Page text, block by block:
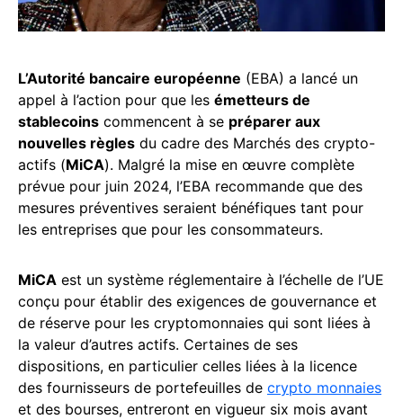
L’Autorité bancaire européenne (EBA) a lancé un
appel à l’action pour que les émetteurs de
stablecoins commencent à se préparer aux
nouvelles règles du cadre des Marchés des crypto-
actifs (MiCA). Malgré la mise en œuvre complète
prévue pour juin 2024, l’EBA recommande que des
mesures préventives seraient bénéfiques tant pour
les entreprises que pour les consommateurs.
MiCA est un système réglementaire à l’échelle de l’UE
conçu pour établir des exigences de gouvernance et
de réserve pour les cryptomonnaies qui sont liées à
la valeur d’autres actifs. Certaines de ses
dispositions, en particulier celles liées à la licence
des fournisseurs de portefeuilles de crypto monnaies
et des bourses, entreront en vigueur six mois avant